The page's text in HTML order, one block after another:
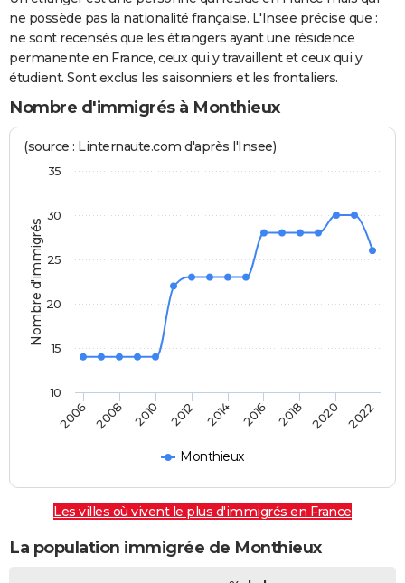
ne possède pas la nationalité française. L'Insee précise que :
ne sont recensés que les étrangers ayant une résidence
permanente en France, ceux qui y travaillent et ceux qui y
étudient. Sont exclus les saisonniers et les frontaliers.
Nombre d'immigrés à Monthieux
Nombre d'immigrés
(source : Linternaute.com d'après l'Insee)
Monthieux
2006 2008 2010 2012 2014 2016 2018 2020 2022
10
15
20
25
30
35
Les villes où vivent le plus d'immigrés en France
La population immigrée de Monthieux